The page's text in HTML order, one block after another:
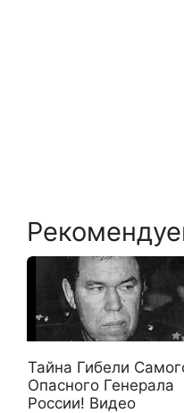
Тайна Гибели
Опасного Генерала
России! Видео